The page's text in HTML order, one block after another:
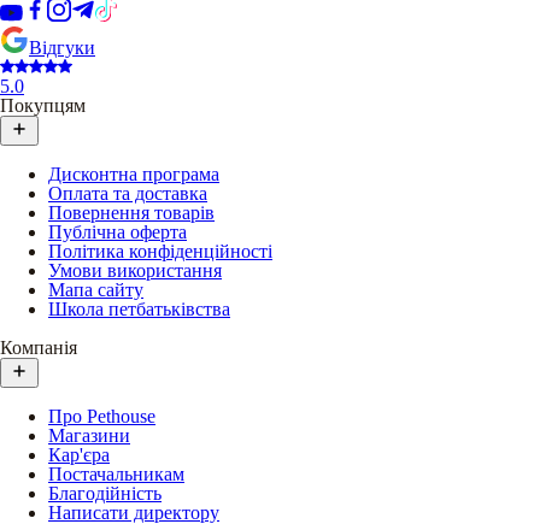
Відгуки
5.0
Покупцям
Дисконтна програма
Оплата та доставка
Повернення товарів
Публічна оферта
Політика конфіденційності
Умови використання
Мапа сайту
Школа петбатьківства
Компанія
Про Pethouse
Магазини
Кар'єра
Постачальникам
Благодійність
Написати директору